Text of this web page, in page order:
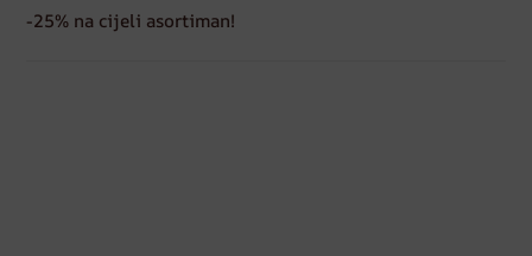
-25% na cijeli asortiman!